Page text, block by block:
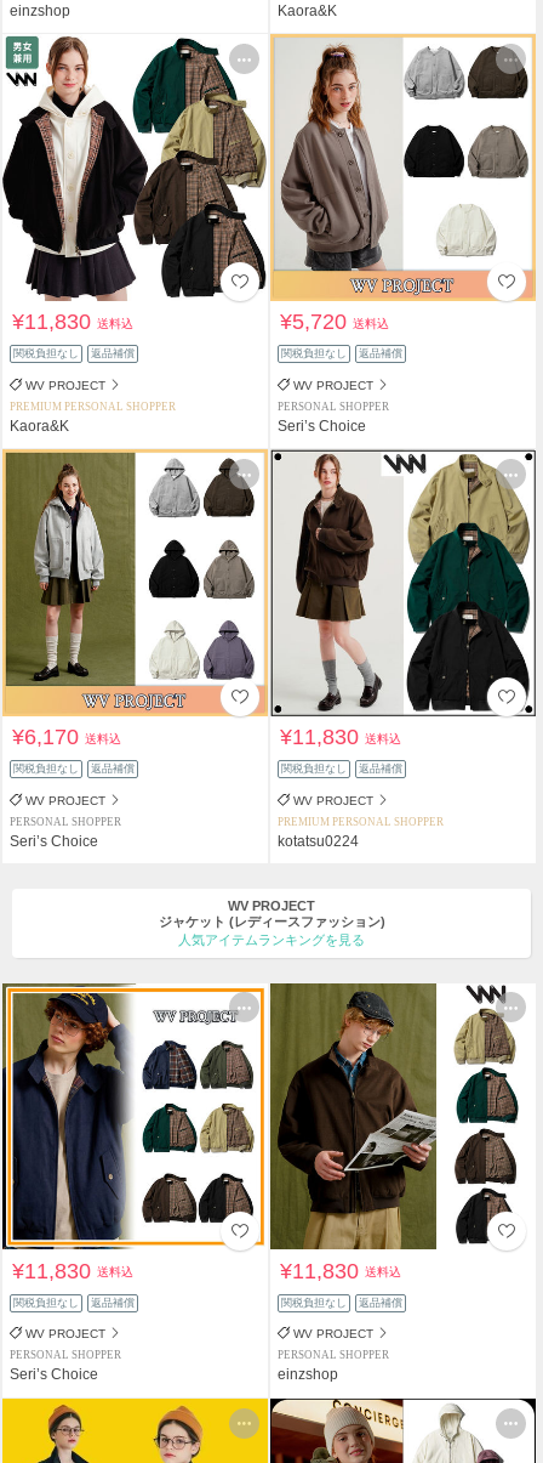
einzshop Kaora&K
¥11,830送料込
関税負担なし 返品補償
WV PROJECT
PREMIUM PERSONAL SHOPPER
Kaora&K
¥5,720送料込
関税負担なし 返品補償
WV PROJECT
PERSONAL SHOPPER
Seri’s Choice
¥6,170送料込
関税負担なし 返品補償
WV PROJECT
PERSONAL SHOPPER
Seri’s Choice
¥11,830送料込
関税負担なし 返品補償
WV PROJECT
PREMIUM PERSONAL SHOPPER
kotatsu0224
WV PROJECT
ジャケット (レディースファッション)
人気アイテムランキングを見る
¥11,830送料込
関税負担なし 返品補償
WV PROJECT
PERSONAL SHOPPER
Seri’s Choice
¥11,830送料込
関税負担なし 返品補償
WV PROJECT
PERSONAL SHOPPER
einzshop